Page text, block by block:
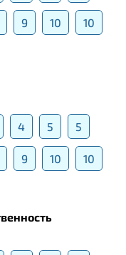
9 10 10
4 5 5
9 10 10